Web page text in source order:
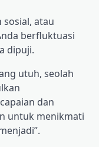
atau
berfluktuasi
dipuji.
utuh, seolah
dan
untuk menikmati